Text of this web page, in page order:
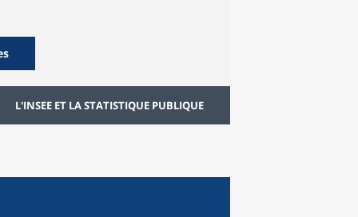
L'INSEE ET LA STATISTIQUE PUBLIQUE